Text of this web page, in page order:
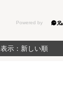
表示：新しい順